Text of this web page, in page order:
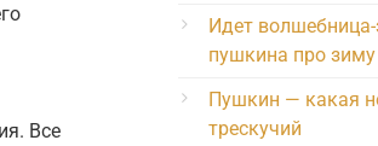
Все
Идет
пушкина про зиму
Пушкин — какая
трескучий